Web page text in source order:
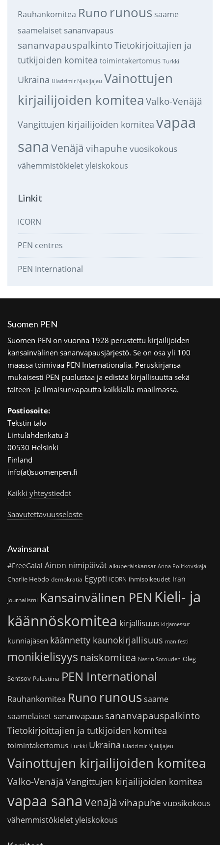
Rauhankomitea Runo runous saame
saamelaiset sananvapaus
sananvapauspalkintoTietokirjoittajien ja
tutkijoiden komitea toimintakertomus Turkki
Ukraina Uladzimir Njakljajeu Vainottujen
kirjailijoiden komitea Valko-Venäjä
Vangittujen kirjailijoiden komitea vapaa
sana Venäjä vihapuhe vuosikokous
vähemmistökieletyleiskokous
Linkit
ICORN
PEN centres
PEN International
Suomen PEN
Suomen PEN on vuonna 1928 perustettu kirjailijoiden
kansainvälinen sananvapausjärjestö. Se on osa yli 100
maassa toimivaa PEN Internationalia. Peruskirjansa
mukaisesti PEN puolustaa ja edistää kirjallisuutta sekä
taiteen- ja ilmaisunvapautta kaikkialla maailmassa.
Postiosoite:
Tekstin talo
Lintulahdenkatu 3
00530 Helsinki
Finland
info(at)suomenpen.fi
Kaikki yhteystiedot
Saavutettavuusseloste
Avainsanat
#FreeGalal Ainon nimipäivät alkuperäiskansat Anna Politkovskaja
Charlie Hebdo demokratia Egypti ICORN ihmisoikeudet Iran
journalismi Kansainvälinen PEN Kieli- ja
käännöskomitea kirjallisuus kirjamessut
kunniajäsen käännetty kaunokirjallisuus manifesti
monikielisyys naiskomitea Nasrin Sotoudeh Oleg
Sentsov Palestiina PEN International
Rauhankomitea Runo runoussaame
saamelaiset sananvapaus sananvapauspalkinto
Tietokirjoittajien ja tutkijoiden komitea
toimintakertomus Turkki Ukraina Uladzimir Njakljajeu
Vainottujen kirjailijoiden komitea
Valko-Venäjä Vangittujen kirjailijoiden komitea
vapaa sana Venäjä vihapuhe vuosikokous
vähemmistökieletyleiskokous